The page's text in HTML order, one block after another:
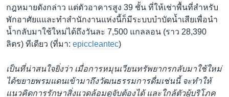
กฎหมายดังกล่าว แต่ตัวอาคารสูง 39 ชั้น ที่ให้เช่าพื้นที่สำหรับ
พักอาศัยแและทำสำนักงานแห่งนี้ก็มีระบบบำบัดน้ำเสียเพื่อนำ
น้ำกลับมาใช้ใหม่ได้ถึงวันละ 7,500 แกลลอน (ราว 28,390
ลิตร) ทีเดียว (ที่มา: epiccleantec)
เป็นที่น่าสนใจยิ่งว่า เมื่อการหมุนเวียนทรัพยากรกลับมาใช้ใหม่
ได้ขยายพรมแดนเข้ามาถึงวัฒนธรรมการดื่มเช่นนี้ จะทำให้
แนวคิดการรักษาสิ่งแวดล้อมดูจับต้องได้ และใกล้ตัวผู้บริโภค